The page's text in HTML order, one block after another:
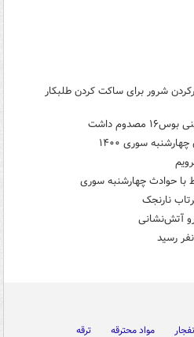
شرور برای ساکت کردن طلبکار
داشت
سوری ۱۴۰۰
آتش‌نشانی
مواد محترقه
ترقه